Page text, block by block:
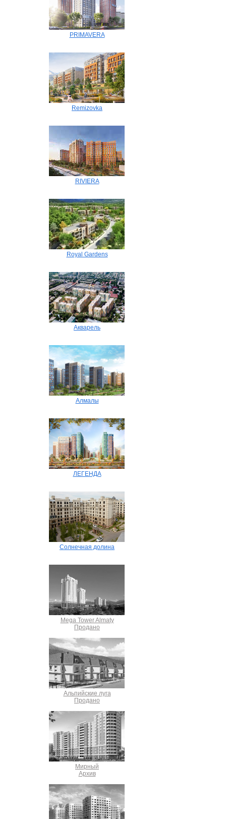
PRIMAVERA
Remizovka
RIVIERA
Royal Gardens
Акварель
Алмалы
ЛЕГЕНДА
Солнечная долина
Mega Tower Almaty
Продано
Альпийские луга
Продано
Мирный
Архив